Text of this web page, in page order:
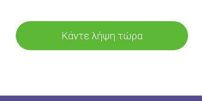
Κάντε λήψη τώρα